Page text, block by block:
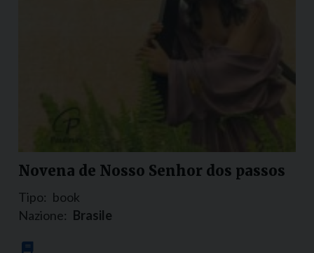
Novena de Nosso Senhor dos passos
Tipo: book
Nazione: Brasile